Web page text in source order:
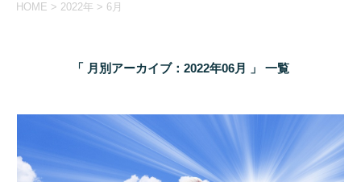
HOME > 2022年 > 6月
「 月別アーカイブ：2022年06月 」 一覧